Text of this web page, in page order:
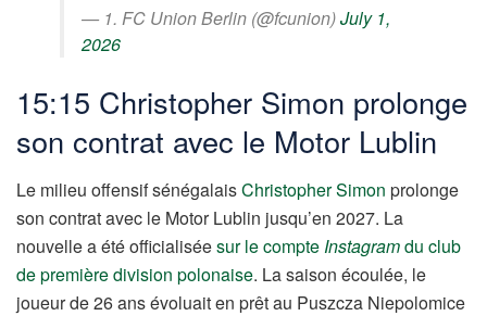
— 1. FC Union Berlin (@fcunion)July 1,
2026
15:15 Christopher Simon prolonge
son contrat avec le Motor Lublin
Le milieu offensif sénégalaisChristopher Simon prolonge
son contrat avec le Motor Lublin jusqu’en 2027. La
nouvelle a été officialiséesur le compte Instagramdu club
de première division polonaise. La saison écoulée, le
joueur de 26 ans évoluait en prêt au Puszcza Niepolomice